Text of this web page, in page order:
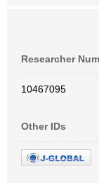
Researcher
10467095
Other IDs